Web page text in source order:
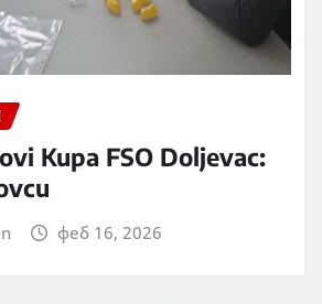
Kupa FSO Doljevac:
феб 16, 2026